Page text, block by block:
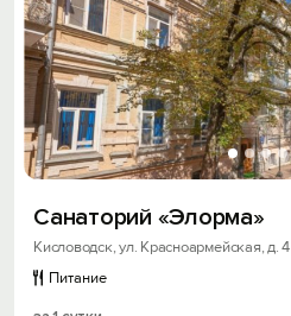
Санаторий «Элорма»
Кисловодск, ул. Красноармейская, д. 4
Питание